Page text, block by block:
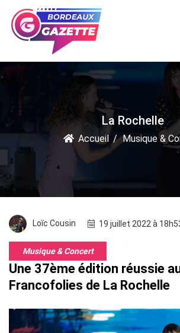
La Rochelle
Accueil Musique &
Loïc Cousin 19 juillet 2022 à
Musique & Concert
Une 37ème édition réussie
Francofolies de La Rochelle